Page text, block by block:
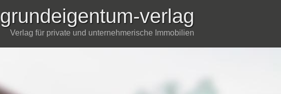
grundeigentum-verlag
Verlag für private und unternehmerische Immobilien